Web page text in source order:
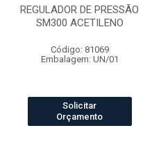
REGULADOR DE PRESSÃO
SM300 ACETILENO
Código: 81069
Embalagem: UN/01
Solicitar
Orçamento